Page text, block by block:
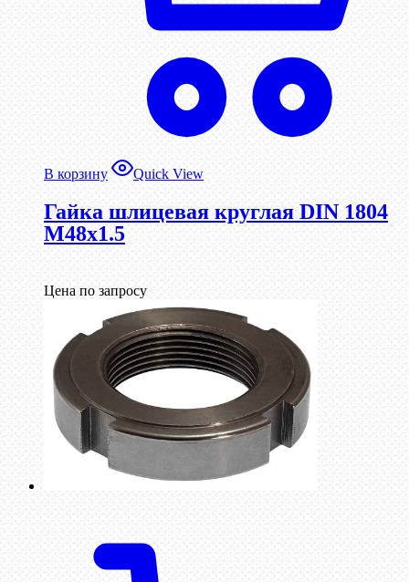
В корзину Quick View
Гайка шлицевая круглая DIN 1804
М48х1.5
Цена по запросу